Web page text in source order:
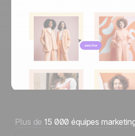
Plus de 15 000 équipes